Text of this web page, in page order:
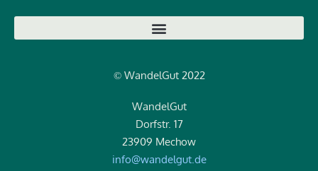
© WandelGut 2022
WandelGut
Dorfstr. 17
23909 Mechow
info@wandelgut.de